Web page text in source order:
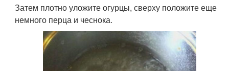
Затем плотно уложите огурцы, сверху положите еще
немного перца и чеснока.